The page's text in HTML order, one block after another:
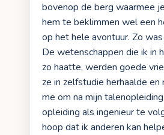
bovenop de berg waarmee
hem te beklimmen wel een
op het hele avontuur. Zo
De wetenschappen die ik in
zo haatte, werden goede
ze in zelfstudie herhaalde
me om na mijn
opleiding als ingenieur te
hoop dat ik anderen kan